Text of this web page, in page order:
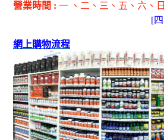
營業時間 : 一 、二、三、五 、六 、日
[四
網上購物流程